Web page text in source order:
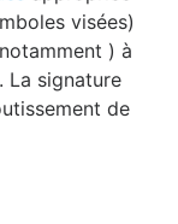
visées)
) à
La signature
de